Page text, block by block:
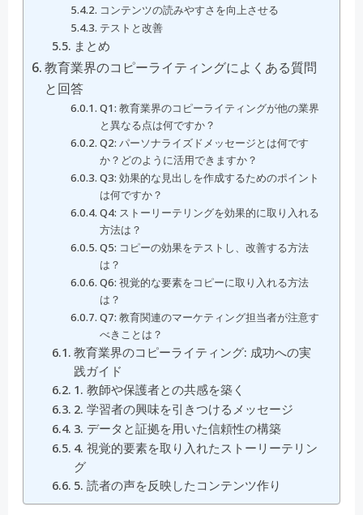
コンテンツの読みやすさを向上させる
テストと改善
まとめ
教育業界のコピーライティングによくある質問
と回答
Q1: 教育業界のコピーライティングが他の業界
と異なる点は何ですか？
Q2: パーソナライズドメッセージとは何です
か？どのように活用できますか？
Q3: 効果的な見出しを作成するためのポイント
は何ですか？
Q4: ストーリーテリングを効果的に取り入れる
方法は？
Q5: コピーの効果をテストし、改善する方法
は？
Q6: 視覚的な要素をコピーに取り入れる方法
は？
Q7: 教育関連のマーケティング担当者が注意す
べきことは？
教育業界のコピーライティング: 成功への実
践ガイド
1. 教師や保護者との共感を築く
2. 学習者の興味を引きつけるメッセージ
3. データと証拠を用いた信頼性の構築
4. 視覚的要素を取り入れたストーリーテリン
グ
5. 読者の声を反映したコンテンツ作り